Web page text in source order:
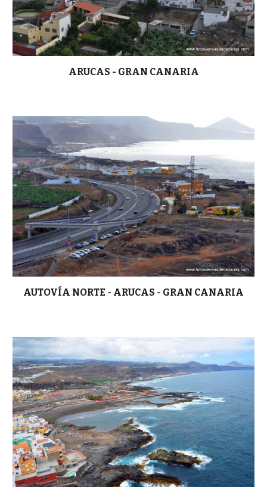
ARUCAS - GRAN CANARIA
AUTOVÍA NORTE - ARUCAS - GRAN CANARIA